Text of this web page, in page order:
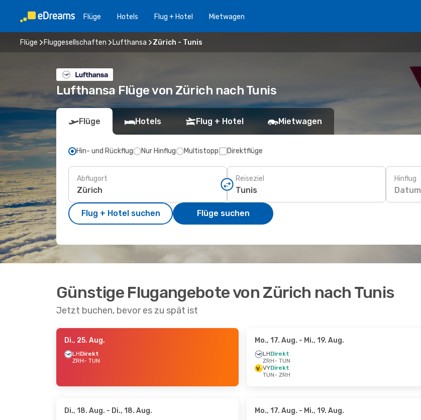
Flüge Hotels Flug + Hotel Mietwagen
Flüge Fluggesellschaften Lufthansa Zürich - Tunis
Lufthansa Flüge von Zürich nach Tunis
Flüge Hotels Flug + Hotel Mietwagen
Hin- und Rückflug Nur Hinflug Multistopp Direktflüge
Abflugort Reiseziel Hinflug
Datum
Flug + Hotel suchen Flüge suchen
Günstige Flugangebote von Zürich nach Tunis
Jetzt buchen, bevor es zu spät ist
Di., 25. Aug.
LHDirekt
ZRH- TUN
Mo., 17. Aug. - Mi., 19. Aug.
LHDirekt
ZRH- TUN
VYDirekt
TUN- ZRH
Di., 18. Aug. - Di., 18. Aug. Mo., 17. Aug. - Mi., 19. Aug.